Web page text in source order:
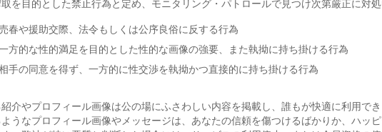
を目的とした禁止行為と定め、モニタリング・パトロールで見つけ次第厳正に対処
春や援助交際、法令もしくは公序良俗に反する行為
方的な性的満足を目的とした性的な画像の強要、また執拗に持ち掛ける行為
手の同意を得ず、一方的に性交渉を執拗かつ直接的に持ち掛ける行為
紹介やプロフィール画像は公の場にふさわしい内容を掲載し、誰もが快適に利用で
うなプロフィール画像やメッセージは、あなたの信頼を傷つけるばかりか、ハッ